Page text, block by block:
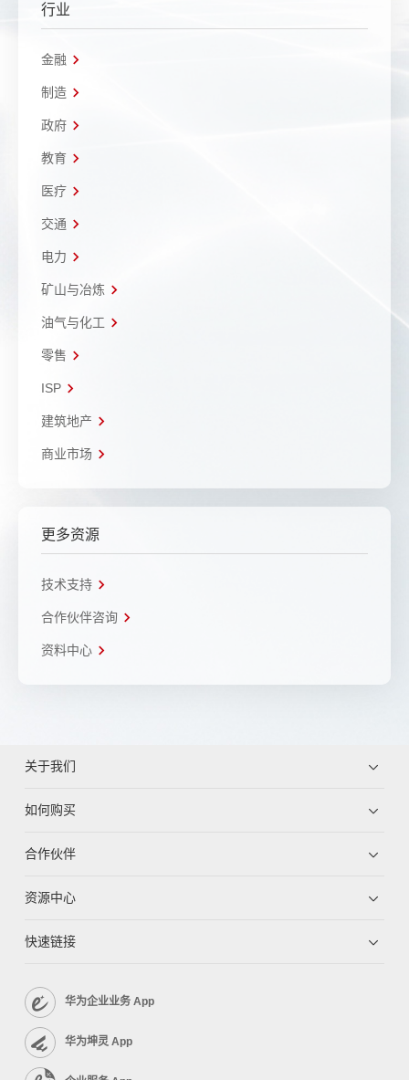
行业
金融
制造
政府
教育
医疗
交通
电力
矿山与冶炼
油气与化工
零售
ISP
建筑地产
商业市场
更多资源
技术支持
合作伙伴咨询
资料中心
关于我们
如何购买
合作伙伴
资源中心
快速链接
华为企业业务 App
华为坤灵 App